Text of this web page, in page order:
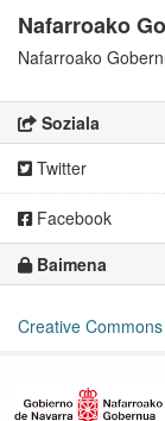
Nafarroako
Nafarroako
Soziala
Twitter
Facebook
Baimena
Creative